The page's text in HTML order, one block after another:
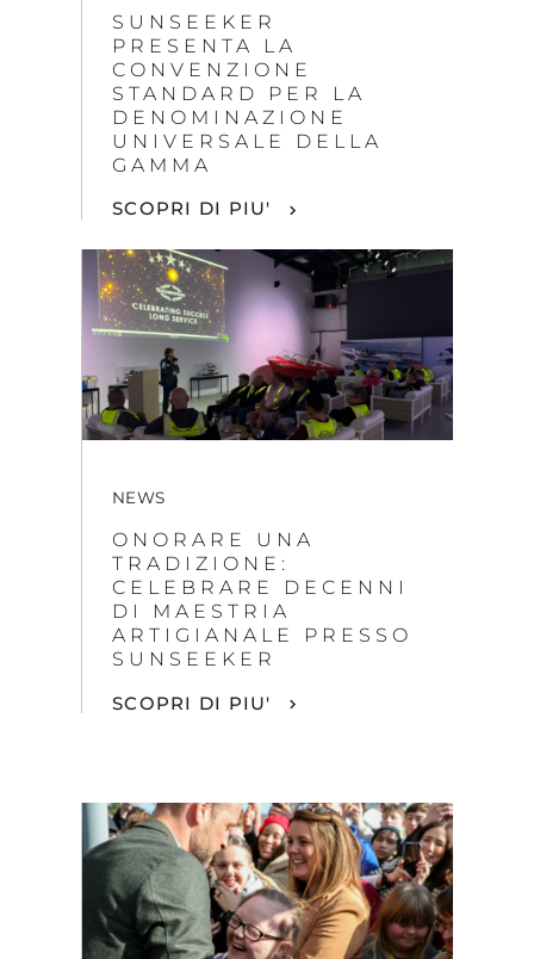
SUNSEEKER
PRESENTA LA
CONVENZIONE
STANDARD PER LA
DENOMINAZIONE
UNIVERSALE DELLA
GAMMA
SCOPRI DI PIU'
NEWS
ONORARE UNA
TRADIZIONE:
CELEBRARE DECENNI
DI MAESTRIA
ARTIGIANALE PRESSO
SUNSEEKER
SCOPRI DI PIU'